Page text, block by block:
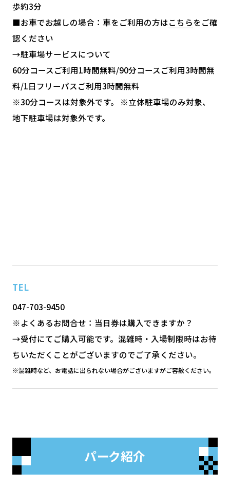
歩約3分
■お車でお越しの場合：車をご利用の方はこちらをご確
認ください
→駐車場サービスについて
60分コースご利用1時間無料/90分コースご利用3時間無
料/1日フリーパスご利用3時間無料
※30分コースは対象外です。 ※立体駐車場のみ対象、
地下駐車場は対象外です。
TEL
047-703-9450
※よくあるお問合せ：当日券は購入できますか？
→受付にてご購入可能です。混雑時・入場制限時はお待
ちいただくことがございますのでご了承ください。
※混雑時など、お電話に出られない場合がございますがご容赦ください。
パーク紹介